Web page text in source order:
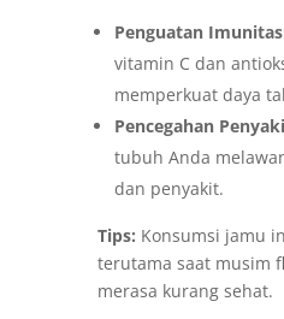
Penguatan
vitamin C dan
memperkuat daya
Pencegahan
tubuh Anda
dan penyakit.
Tips: Konsumsi jamu
terutama saat musim
merasa kurang sehat.